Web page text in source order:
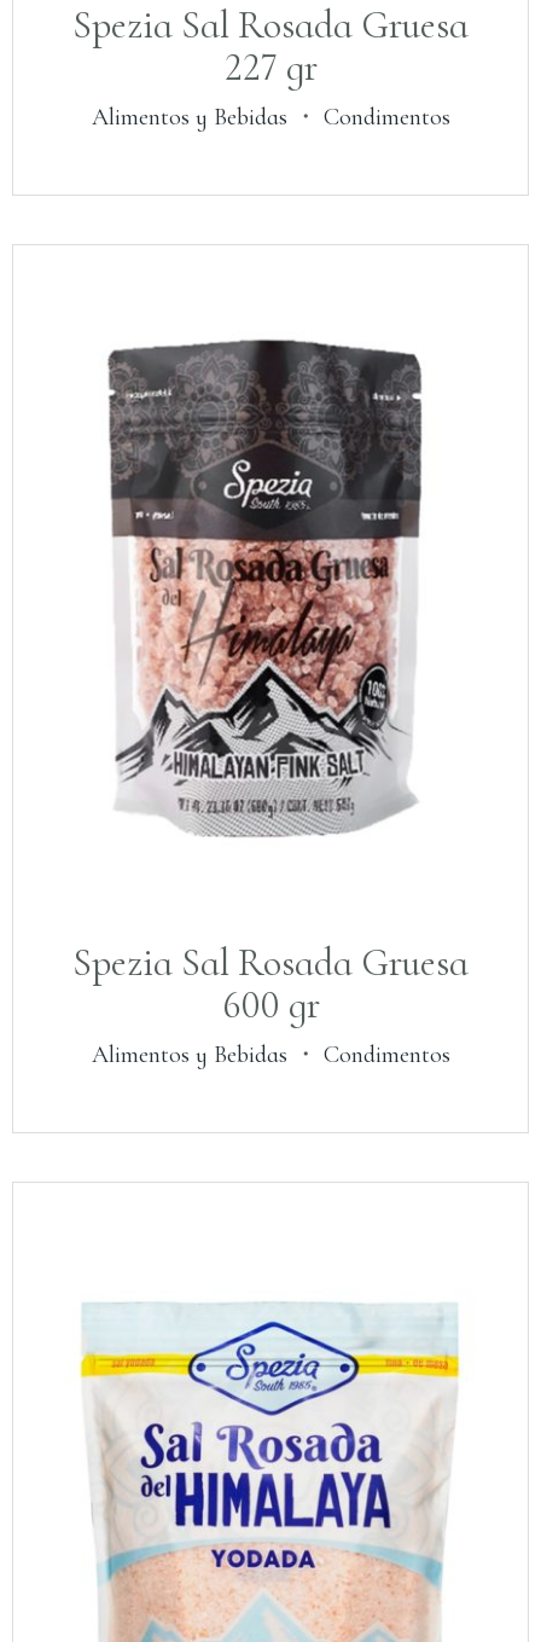
Spezia Sal Rosada Gruesa
227 gr
Alimentos y Bebidas ・ Condimentos
Spezia Sal Rosada Gruesa
600 gr
Alimentos y Bebidas ・ Condimentos